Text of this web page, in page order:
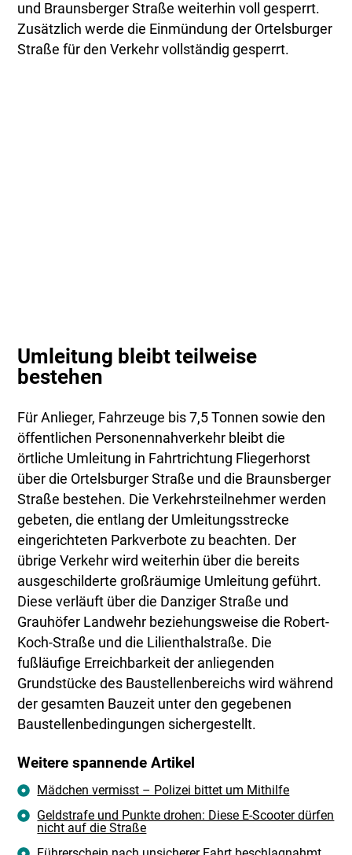
und Braunsberger Straße weiterhin voll gesperrt.
Zusätzlich werde die Einmündung der Ortelsburger
Straße für den Verkehr vollständig gesperrt.
Umleitung bleibt teilweise
bestehen
Für Anlieger, Fahrzeuge bis 7,5 Tonnen sowie den
öffentlichen Personennahverkehr bleibt die
örtliche Umleitung in Fahrtrichtung Fliegerhorst
über die Ortelsburger Straße und die Braunsberger
Straße bestehen. Die Verkehrsteilnehmer werden
gebeten, die entlang der Umleitungsstrecke
eingerichteten Parkverbote zu beachten. Der
übrige Verkehr wird weiterhin über die bereits
ausgeschilderte großräumige Umleitung geführt.
Diese verläuft über die Danziger Straße und
Grauhöfer Landwehr beziehungsweise die Robert-
Koch-Straße und die Lilienthalstraße. Die
fußläufige Erreichbarkeit der anliegenden
Grundstücke des Baustellenbereichs wird während
der gesamten Bauzeit unter den gegebenen
Baustellenbedingungen sichergestellt.
Weitere spannende Artikel
Mädchen vermisst – Polizei bittet um Mithilfe
Geldstrafe und Punkte drohen: Diese E-Scooter dürfen
nicht auf die Straße